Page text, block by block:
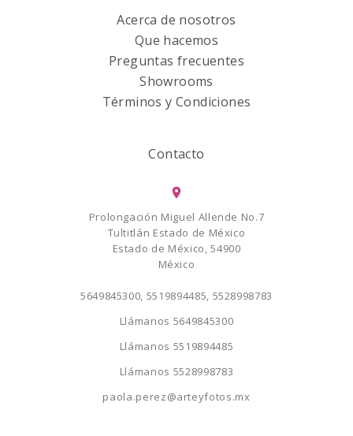
Acerca de nosotros
Que hacemos
Preguntas frecuentes
Showrooms
Términos y Condiciones
Contacto
Prolongación Miguel Allende No.7
Tultitlán Estado de México
Estado de México, 54900
México
5649845300, 5519894485, 5528998783
Llámanos 5649845300
Llámanos 5519894485
Llámanos 5528998783
paola.perez@arteyfotos.mx